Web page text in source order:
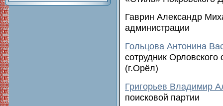
Гаврин Александр
администрации
Гольцова Антонина
сотрудник Орловского
(г.Орёл)
Григорьев Владимир
поисковой партии